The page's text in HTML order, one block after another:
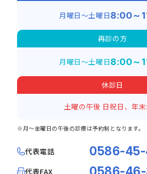
月曜日～土曜日8:00～
再診の方
月曜日～土曜日8:00～
休診日
土曜の午後 日祝日、年
※月～金曜日の午後の診療は予約制となります。
代表電話 0586-45-
代表FAX